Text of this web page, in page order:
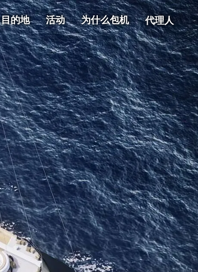
目的地 活动 为什么包机 代理人